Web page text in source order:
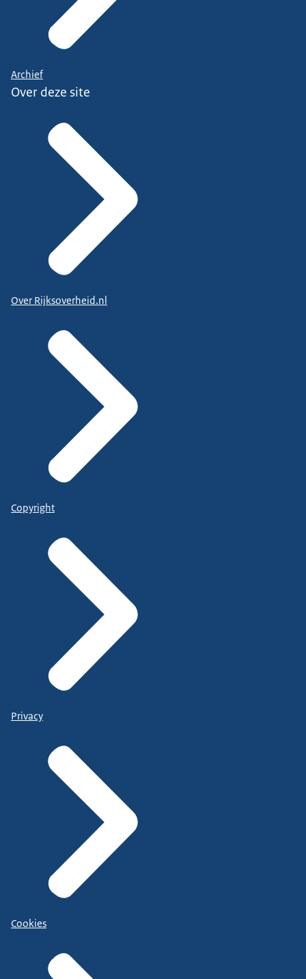
Archief
Over deze site
Over Rijksoverheid.nl
Copyright
Privacy
Cookies